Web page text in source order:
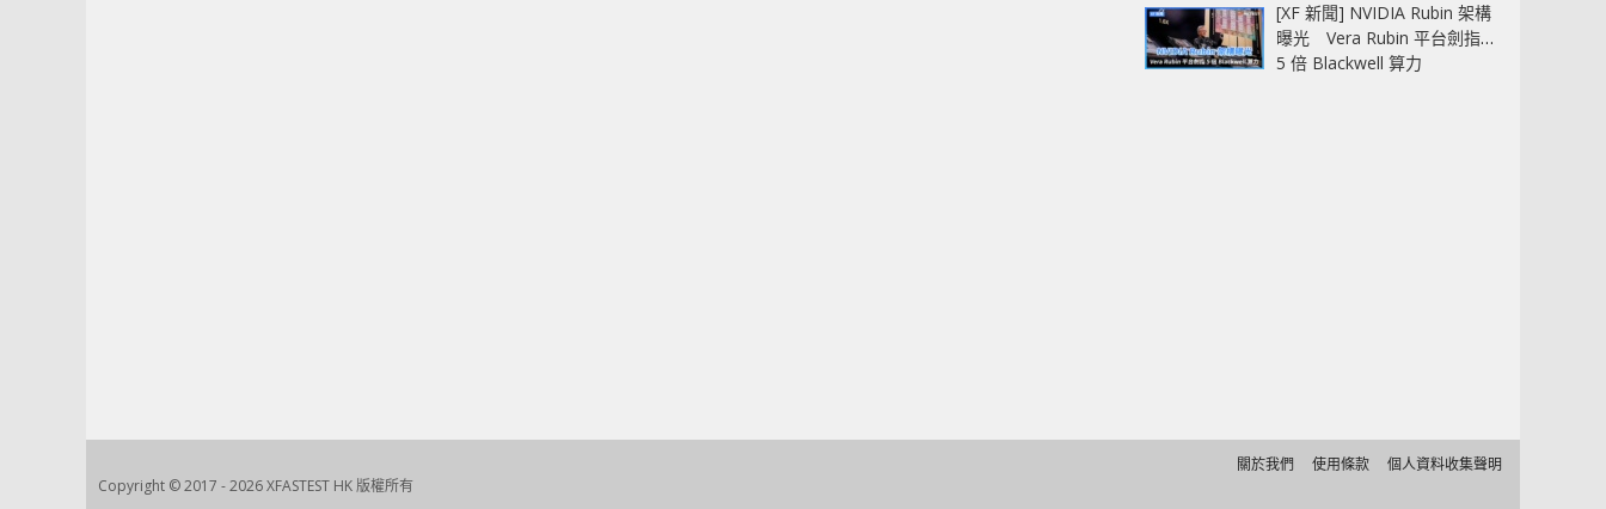
[XF 新聞] NVIDIA Rubin 架構
曝光 Vera Rubin 平台劍指
5 倍 Blackwell 算力
Copyright © 2017 - 2026 XFASTEST HK 版權所有
關於我們 使用條款 個人資料收集聲明